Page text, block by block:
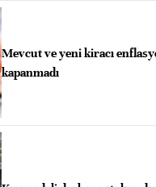
Mevcut ve yeni kiracı
kapanmadı